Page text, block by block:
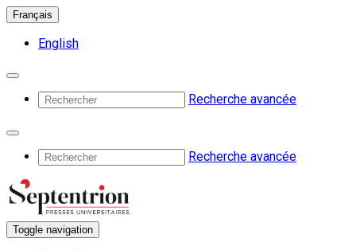
Français
English
Recherche avancée
Recherche avancée
Toggle navigation